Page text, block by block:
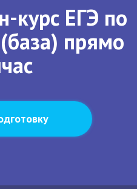
курс ЕГЭ по
прямо